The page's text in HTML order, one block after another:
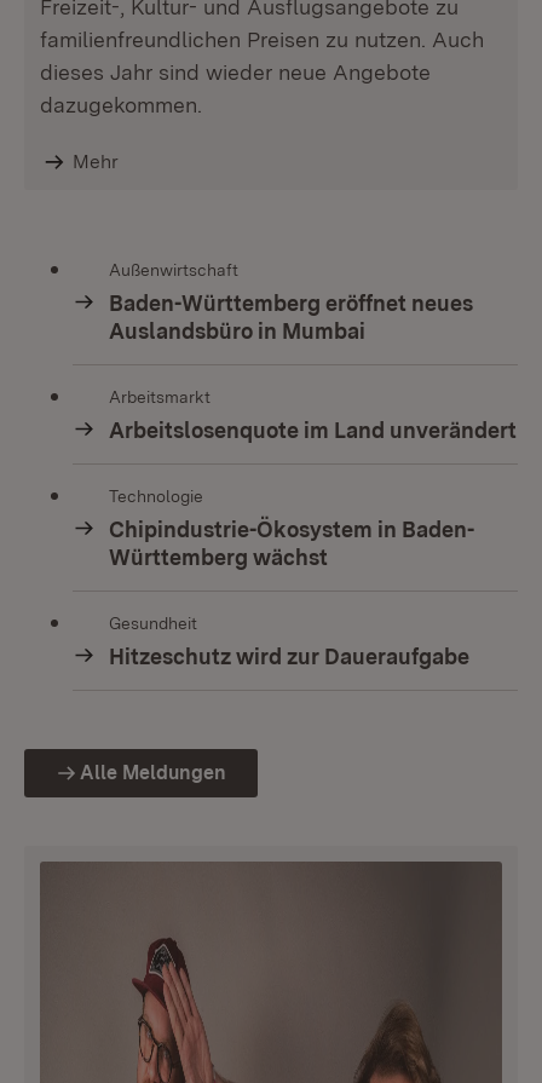
Freizeit-, Kultur- und Ausflugsangebote zu
familienfreundlichen Preisen zu nutzen. Auch
dieses Jahr sind wieder neue Angebote
dazugekommen.
Mehr
Außenwirtschaft
Baden-Württemberg eröffnet neues
Auslandsbüro in Mumbai
Arbeitsmarkt
Arbeitslosenquote im Land unverändert
Technologie
Chipindustrie-Ökosystem in Baden-
Württemberg wächst
Gesundheit
Hitzeschutz wird zur Daueraufgabe
Alle Meldungen